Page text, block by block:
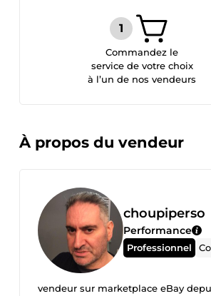
Commandez le
service de votre choix
à l’un de nos vendeurs
À propos du vendeur
choupiperso
Performance
Professionnel
vendeur sur marketplace eBay